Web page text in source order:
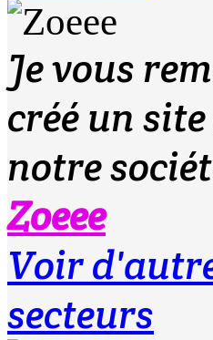
Je vous
créé un
notre
Zoeee
Voir
secteurs